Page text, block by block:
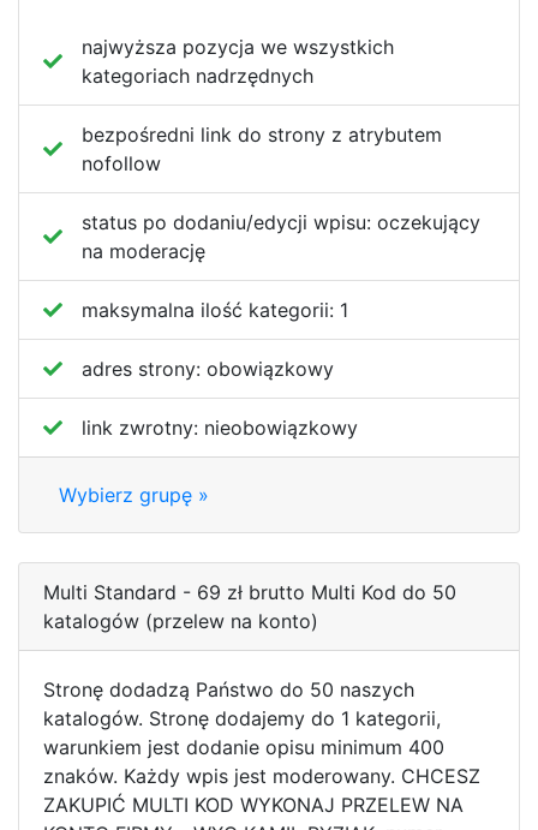
najwyższa pozycja we wszystkich
kategoriach nadrzędnych
bezpośredni link do strony z atrybutem
nofollow
status po dodaniu/edycji wpisu: oczekujący
na moderację
maksymalna ilość kategorii: 1
adres strony: obowiązkowy
link zwrotny: nieobowiązkowy
Wybierz grupę »
Multi Standard - 69 zł brutto Multi Kod do 50
katalogów (przelew na konto)
Stronę dodadzą Państwo do 50 naszych
katalogów. Stronę dodajemy do 1 kategorii,
warunkiem jest dodanie opisu minimum 400
znaków. Każdy wpis jest moderowany. CHCESZ
ZAKUPIĆ MULTI KOD WYKONAJ PRZELEW NA